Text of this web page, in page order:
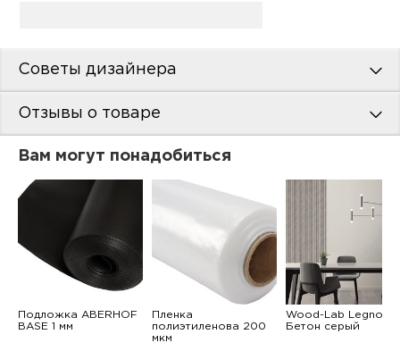
Советы дизайнера
Отзывы о товаре
Вам могут понадобиться
Подложка ABERHOF
BASE 1 мм
Пленка
полиэтиленова 200
мкм
Wood-Lab Legno
Бетон серый